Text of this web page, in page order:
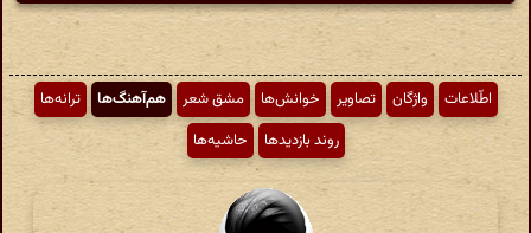
اطّلاعات واژگان تصاویر خوانش‌ها مشق شعر هم‌آهنگ‌ها
ترانه‌ها
روند بازدیدها
حاشیه‌ها